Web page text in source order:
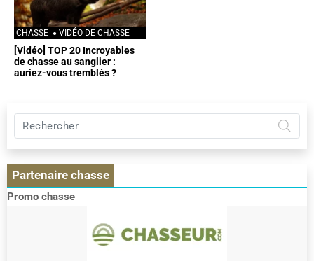
[Vidéo] TOP 20 Incroyables
de chasse au sanglier :
auriez-vous tremblés ?
CHASSE VIDÉO DE CHASSE
Rechercher
Pêche
chasse
:
le
Partenaire chasse
Promo chasse